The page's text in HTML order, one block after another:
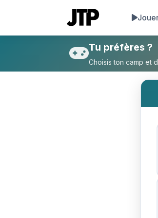
Tu préfères Te
Tu préfères ?
Choisis ton camp et